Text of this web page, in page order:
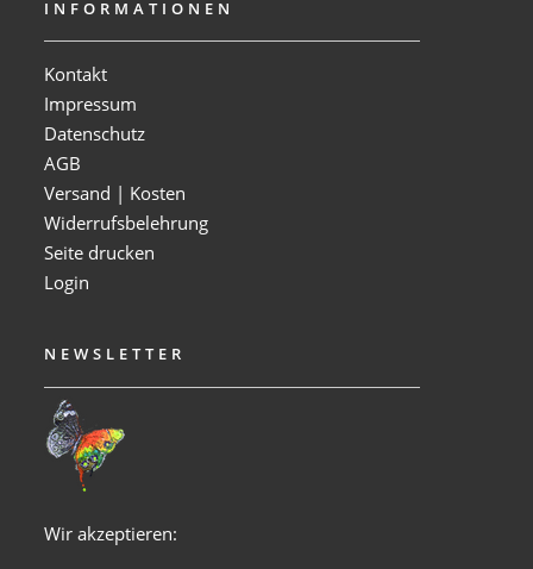
INFORMATIONEN
Kontakt
Impressum
Datenschutz
AGB
Versand | Kosten
Widerrufsbelehrung
Seite drucken
Login
NEWSLETTER
Wir akzeptieren: